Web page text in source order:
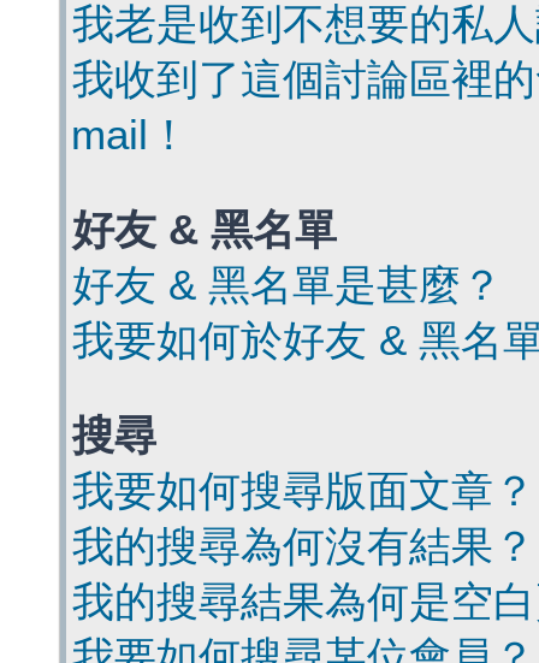
我老是收到不想要的私
我收到了這個討論區裡
mail！
好友 & 黑名單
好友 & 黑名單是甚麼？
我要如何於好友 & 黑名
搜尋
我要如何搜尋版面文章？
我的搜尋為何沒有結果？
我的搜尋結果為何是空